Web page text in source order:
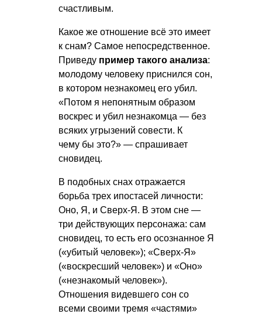
счастливым.
Какое же отношение всё это имеет
к снам? Самое непосредственное.
Приведу пример такого анализа:
молодому человеку приснился сон,
в котором незнакомец его убил.
«Потом я непонятным образом
воскрес и убил незнакомца — без
всяких угрызений совести. К
чему бы это?» — спрашивает
сновидец.
В подобных снах отражается
борьба трех ипостасей личности:
Оно, Я, и Сверх-Я. В этом сне —
три действующих персонажа: сам
сновидец, то есть его осознанное Я
(«убитый человек»); «Сверх-Я»
(«воскресший человек») и «Оно»
(«незнакомый человек»).
Отношения видевшего сон со
всеми своими тремя «частями»